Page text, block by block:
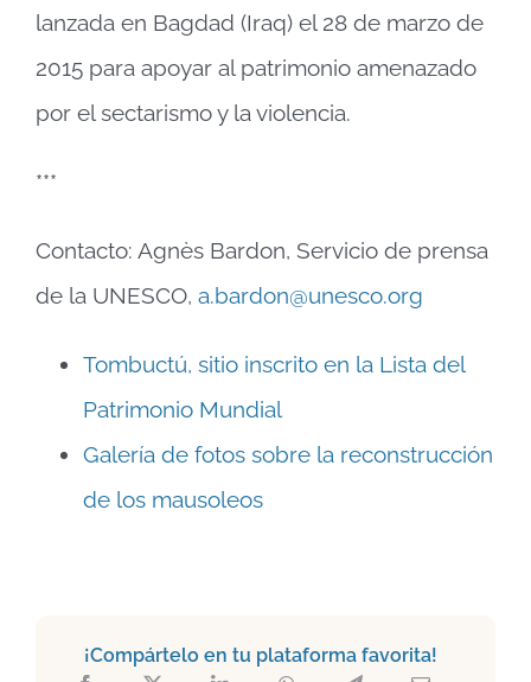
lanzada en Bagdad (Iraq) el 28 de marzo de
2015 para apoyar al patrimonio amenazado
por el sectarismo y la violencia.
***
Contacto: Agnès Bardon, Servicio de prensa
de la UNESCO, a.bardon@unesco.org
Tombuctú, sitio inscrito en la Lista del
Patrimonio Mundial
Galería de fotos sobre la reconstrucción
de los mausoleos
¡Compártelo en tu plataforma favorita!